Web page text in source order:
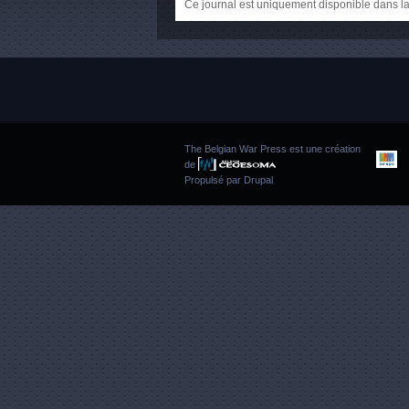
Ce journal est uniquement disponible dans
The Belgian War Press est une création
de
Propulsé par Drupal